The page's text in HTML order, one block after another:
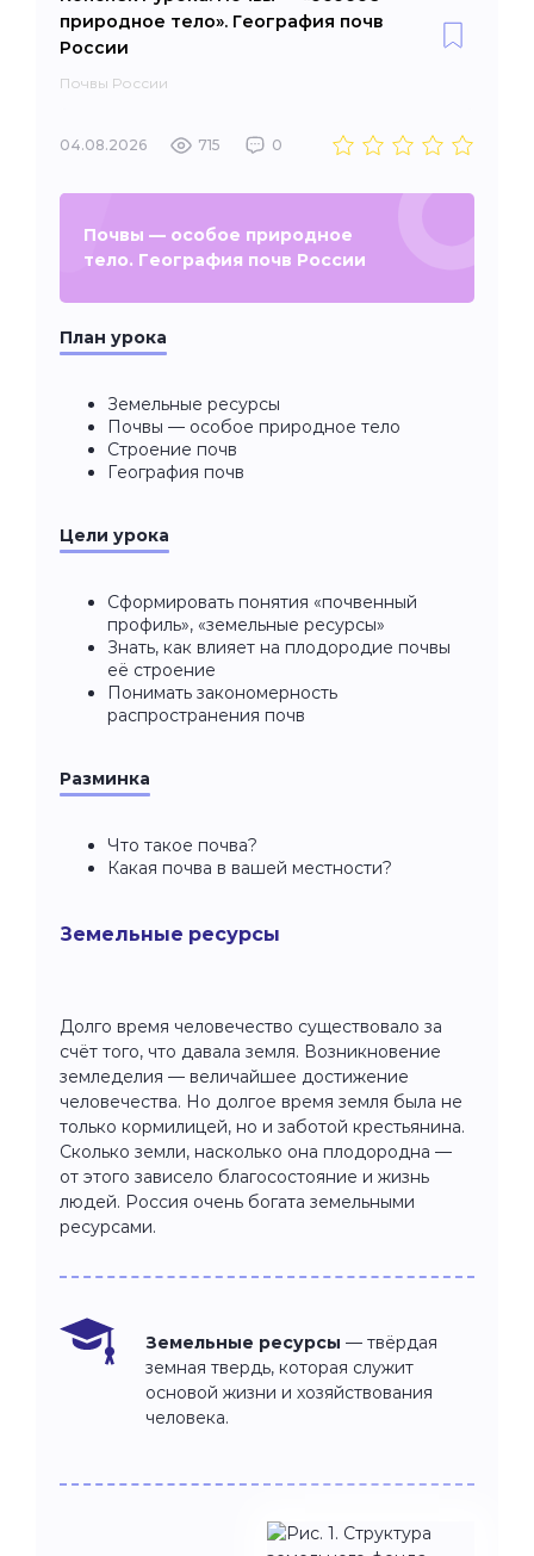
природное тело». География почв
России
Почвы России
04.08.2026 715 0
Почвы — особое природное
тело. География почв России
План урока
Земельные ресурсы
Почвы — особое природное тело
Строение почв
География почв
Цели урока
Сформировать понятия «почвенный
профиль», «земельные ресурсы»
Знать, как влияет на плодородие почвы
её строение
Понимать закономерность
распространения почв
Разминка
Что такое почва?
Какая почва в вашей местности?
Земельные ресурсы
Долго время человечество существовало за
счёт того, что давала земля. Возникновение
земледелия — величайшее достижение
человечества. Но долгое время земля была не
только кормилицей, но и заботой крестьянина.
Сколько земли, насколько она плодородна —
от этого зависело благосостояние и жизнь
людей. Россия очень богата земельными
ресурсами.
Земельные ресурсы — твёрдая
земная твердь, которая служит
основой жизни и хозяйствования
человека.